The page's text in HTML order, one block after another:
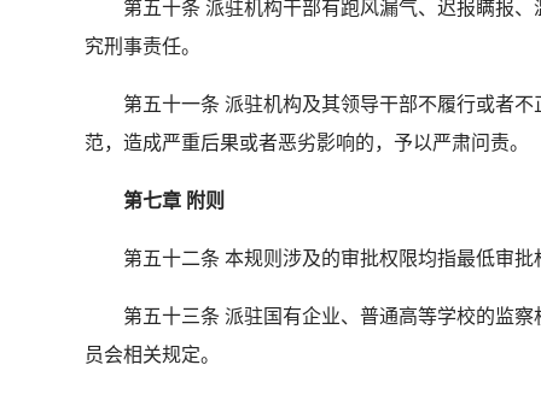
第五十条 派驻机构干部有跑风漏气、迟报瞒报、
究刑事责任。
第五十一条 派驻机构及其领导干部不履行或者不
范，造成严重后果或者恶劣影响的，予以严肃问责。
第七章 附则
第五十二条 本规则涉及的审批权限均指最低审批
第五十三条 派驻国有企业、普通高等学校的监察
员会相关规定。